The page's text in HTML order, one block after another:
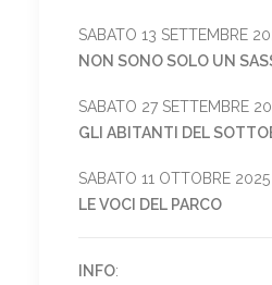
SABATO 13 SETTEMBRE
NON SONO SOLO UN
SABATO 27 SETTEMBRE
GLI ABITANTI DEL
SABATO 11 OTTOBRE
LE VOCI DEL PARCO
INFO: